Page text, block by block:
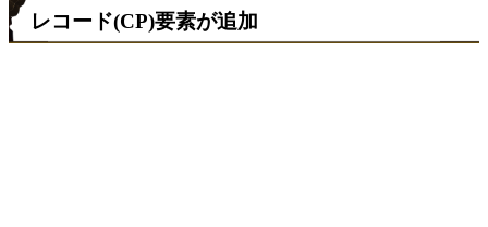
レコード(CP)要素が追加